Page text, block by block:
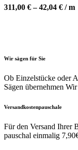
Varianten
auf
Produktseite
gewählt
311,00 €–42,04 € /m
Wir sägen für Sie
Ob Einzelstücke oder
Sägen übernehmen
Versandkostenpauschale
Für den Versand Ihrer
pauschal einmalig